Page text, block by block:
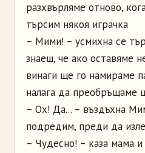
разхвърляме отново,
търсим някоя играчка
– Мими! – усмихна се
знаеш, че ако оставяме
винаги ще го намираме
налага да преобръщаме
– Ох! Да... – въздъхна
подредим, преди да
– Чудесно! – каза мама